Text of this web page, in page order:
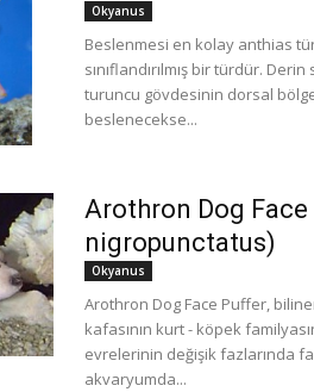
Okyanus
Beslenmesi en kolay anthias
sınıflandırılmış bir türdür.
turuncu gövdesinin dorsal
beslenecekse...
Arothron Dog
nigropunctatus)
Okyanus
Arothron Dog Face Puffer,
kafasının kurt - köpek
evrelerinin değişik fazlarında
akvaryumda...